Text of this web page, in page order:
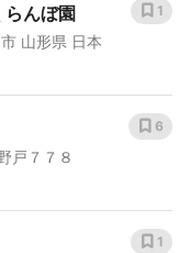
んぼ園
山形県 日本
1
戸７７８
6
1